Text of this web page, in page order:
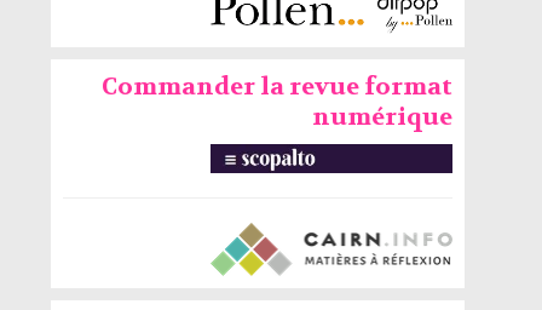
Commander la revue format
numérique